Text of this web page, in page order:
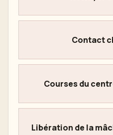
Contact
Courses du
Libération de la